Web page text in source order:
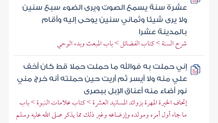
عشرة سنة يسمع الصوت ويرى الضوء سبع سنين
ولا يرى شيئا وثماني سنين يوحى إليه وأقام
بالمدينة عشرا
شرح السنة > كتاب الفضائل > باب المبعث وبدء الوحي
إني حملت به فوالله ما حملت حملا قط كان أخف
علي منه ولا أيسر ثم أريت حين حملته أنه خرج مني
نور أضاء منه أعناق الإبل ببصرى
إتحاف الخيرة المهرة بزوائد المسانيد العشرة > كتاب علامات النبوة > باب
ما جاء أول أمره ومولده وإرضاعه وغير ذلك مما يذكر صلى الله عليه وسلم